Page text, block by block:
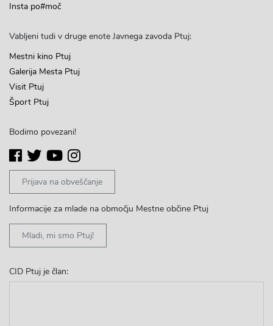
Insta po#moč
Vabljeni tudi v druge enote Javnega zavoda Ptuj:
Mestni kino Ptuj
Galerija Mesta Ptuj
Visit Ptuj
Šport Ptuj
Bodimo povezani!
Prijava na obveščanje
Informacije za mlade na območju Mestne občine Ptuj
Mladi, mi smo Ptuj!
CID Ptuj je član: